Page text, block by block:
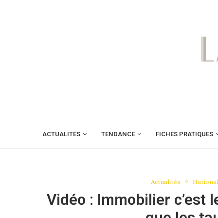
ACTUALITÉS TENDANCE FICHES PRATIQUES
Actualités
Vidéo : Immobilier c’est